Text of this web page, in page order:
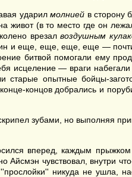
ударилмолнией в сторону
живот (в то место где он
врезалвоздушным
и еще, еще, еще, еще —
битвой помогали ему
исцеление — враги
опытные бойцы-
концов добрались и
зубами, но выполняя
вперед, каждым
чувствовал, внутри
никуда не ушла,